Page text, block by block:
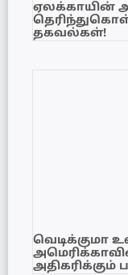
ஏலக்காயின்
தகவல்கள்!
வெடிக்குமா
அதிகரிக்கும்